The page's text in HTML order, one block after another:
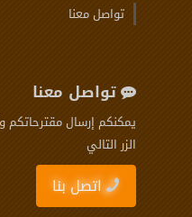
تواصل معنا
تواصل معنا
يمكنكم إرسال
الزر التالي
اتصل بنا